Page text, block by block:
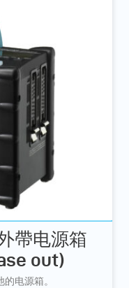
帶电源箱
out)
电源箱。